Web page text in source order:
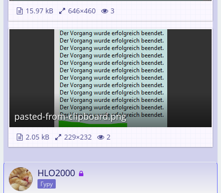
15.97 kB 646×460 3
pasted-from-clipboard.png
2.05 kB 229×232 2
HLO2000
Гуру